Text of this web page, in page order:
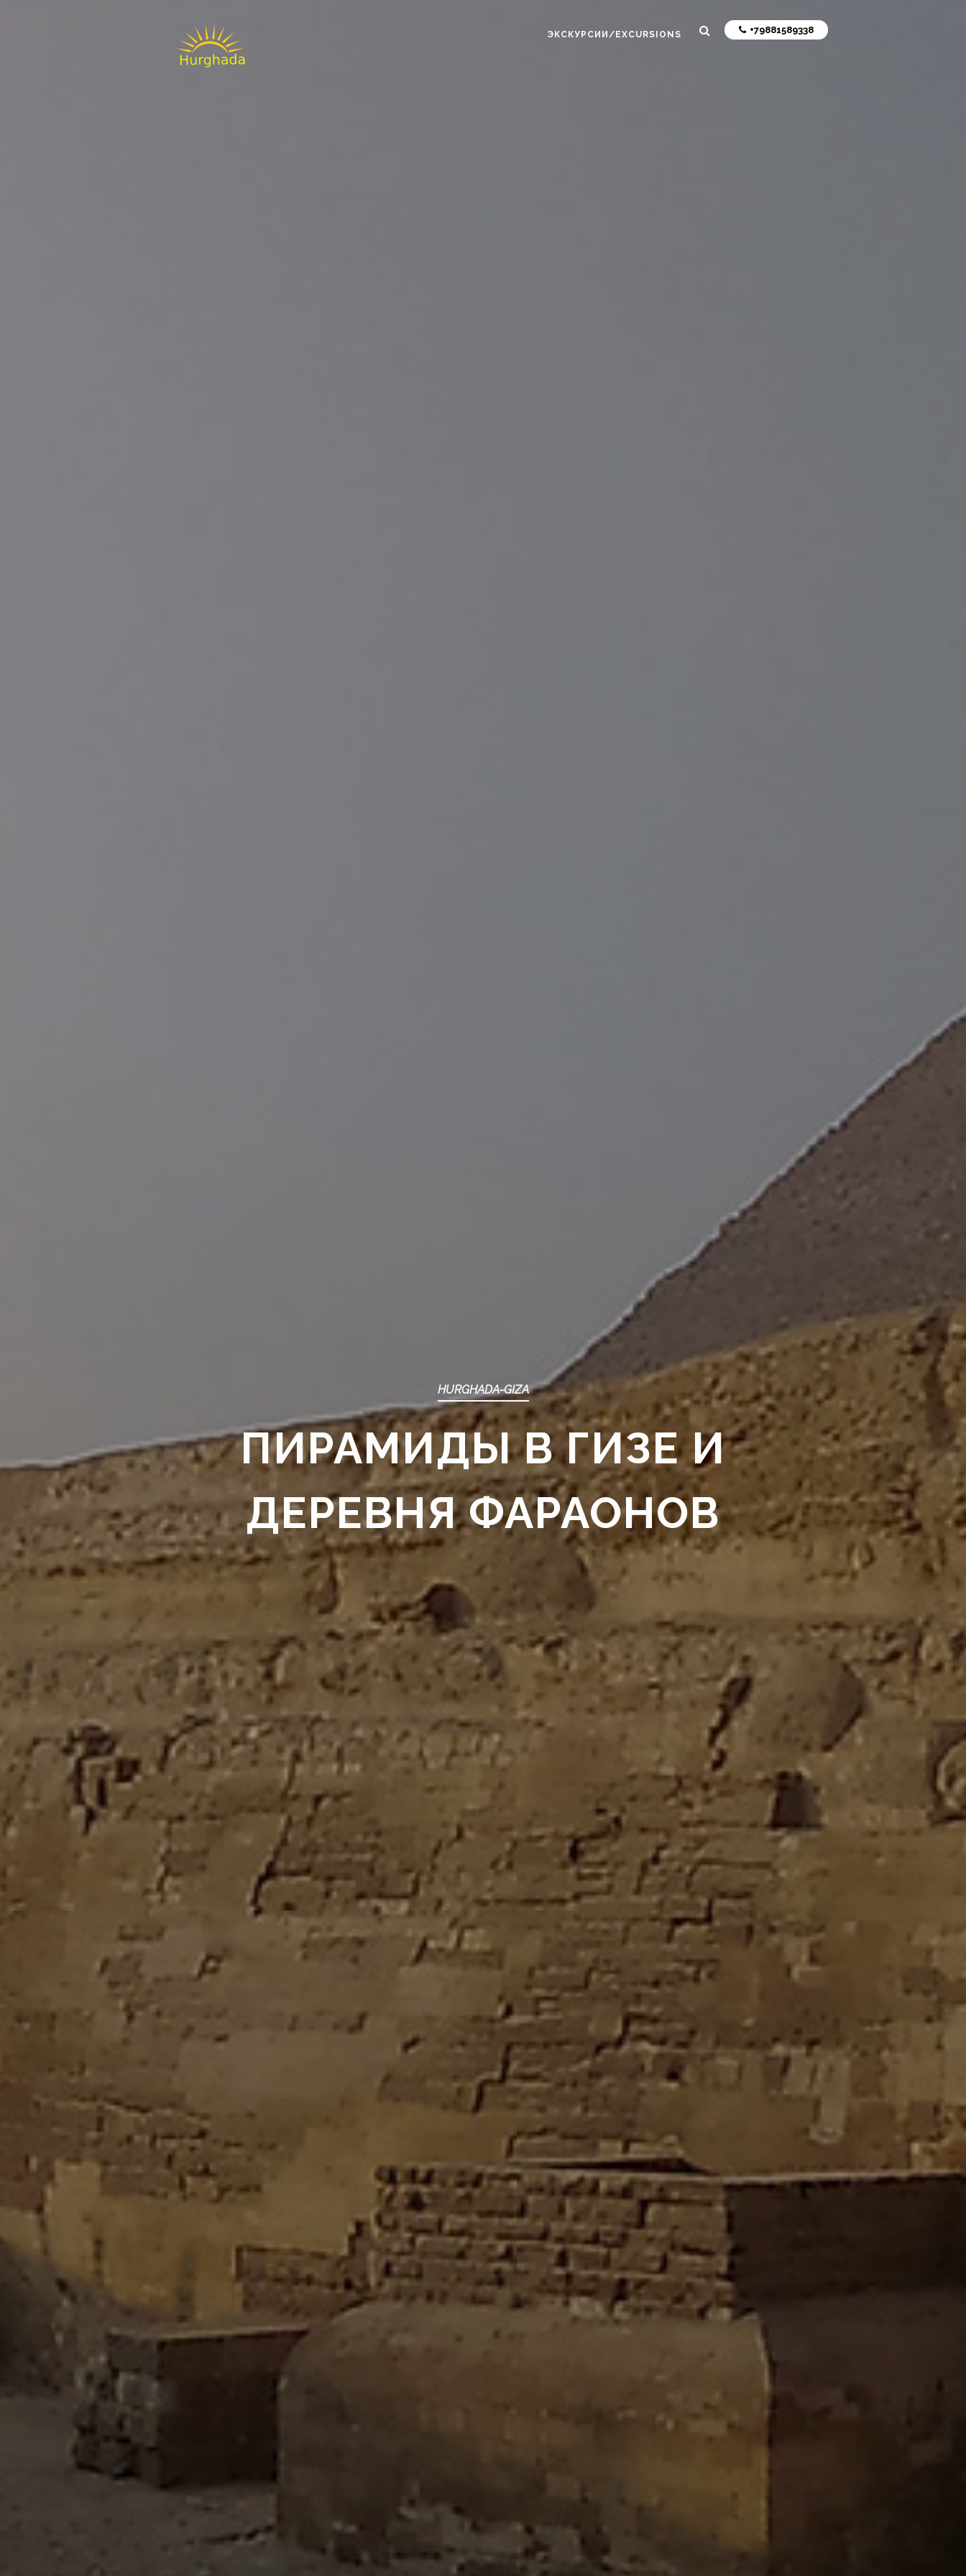
+79881589338
ЭКСКУРСИИ/EXCURSIONS
HURGHADA-GIZA
ПИРАМИДЫ В ГИЗЕ И
ДЕРЕВНЯ ФАРАОНОВ